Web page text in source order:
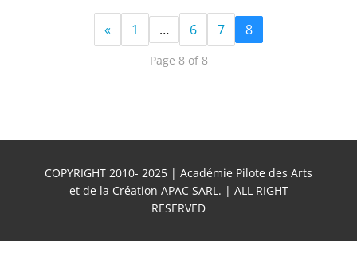
« 1 … 6 7 8
Page 8 of 8
COPYRIGHT 2010- 2025 | Académie Pilote des Arts
et de la Création APAC SARL. | ALL RIGHT
RESERVED